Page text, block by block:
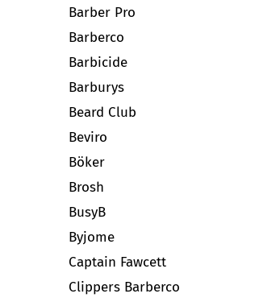
Barber Pro
Barberco
Barbicide
Barburys
Beard Club
Beviro
Böker
Brosh
BusyB
Byjome
Captain Fawcett
Clippers Barberco